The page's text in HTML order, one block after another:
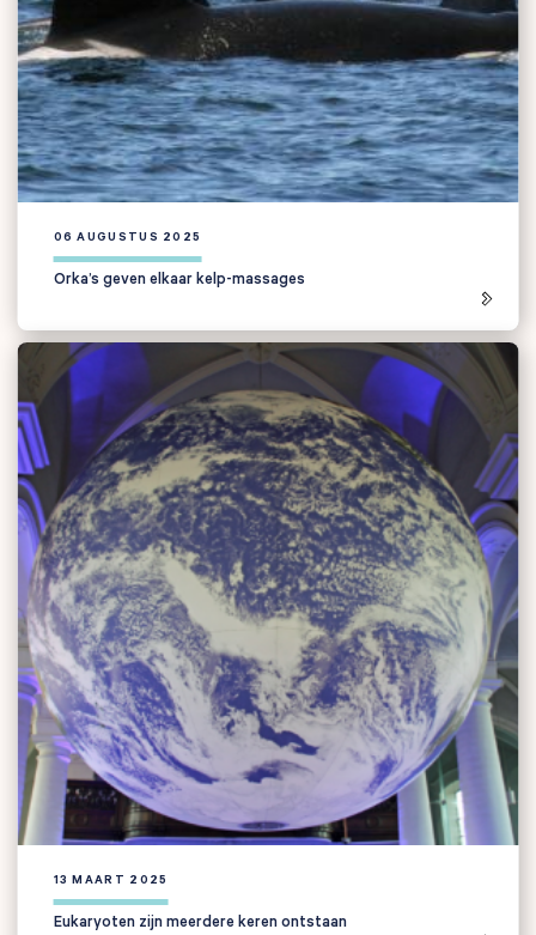
06 AUGUSTUS 2025
Orka’s geven elkaar kelp-massages
13 MAART 2025
Eukaryoten zijn meerdere keren ontstaan